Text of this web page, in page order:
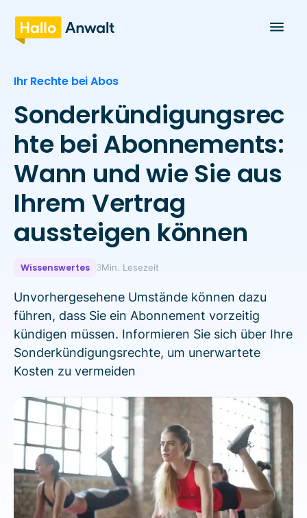
Ihr Rechte bei Abos
Sonderkündigungsrec
hte bei Abonnements:
Wann und wie Sie aus
Ihrem Vertrag
aussteigen können
Wissenswertes 3Min. Lesezeit
Unvorhergesehene Umstände können dazu
führen, dass Sie ein Abonnement vorzeitig
kündigen müssen. Informieren Sie sich über Ihre
Sonderkündigungsrechte, um unerwartete
Kosten zu vermeiden